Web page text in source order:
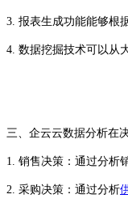
3. 报表生成功能能够根
4. 数据挖掘技术可以从
三、企云云数据分析在
1. 销售决策：通过分析
2. 采购决策：通过分析